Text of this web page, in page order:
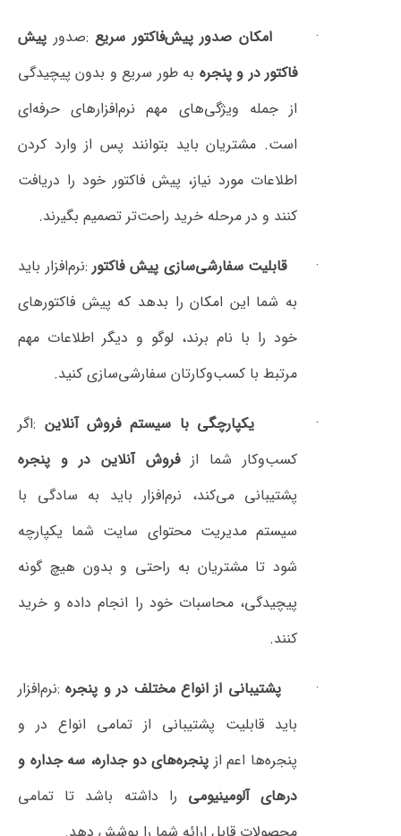
امکان صدور پیش‌فاکتور سریع:صدور پیش
فاکتور در و پنجرهبه طور سریع و بدون پیچیدگی
از جمله ویژگی‌های مهم نرم‌افزارهای حرفه‌ای
است. مشتریان باید بتوانند پس از وارد کردن
اطلاعات مورد نیاز، پیش فاکتور خود را دریافت
کنند و در مرحله خرید راحت‌تر تصمیم بگیرند .
قابلیت سفارشی‌سازی پیش فاکتور:نرم‌افزار باید
به شما این امکان را بدهد که پیش فاکتورهای
خود را با نام برند، لوگو و دیگر اطلاعات مهم
مرتبط با کسب‌وکارتان سفارشی‌سازی کنید.
یکپارچگی با سیستم فروش آنلاین :اگر
کسب‌وکار شما ازفروش آنلاین در و پنجره
پشتیبانی می‌کند، نرم‌افزار باید به سادگی با
سیستم مدیریت محتوای سایت شما یکپارچه
شود تا مشتریان به راحتی و بدون هیچ گونه
پیچیدگی، محاسبات خود را انجام داده و خرید
پشتیبانی از انواع مختلف در و پنجره:نرم‌افزار
باید قابلیت پشتیبانی از تمامی انواع در و
پنجره‌ها اعم ازپنجره‌های دو جداره، سه جداره و
درهای آلومینیومیرا داشته باشد تا تمامی